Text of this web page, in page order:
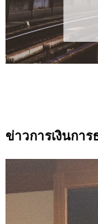
ข่าวการเงินกา